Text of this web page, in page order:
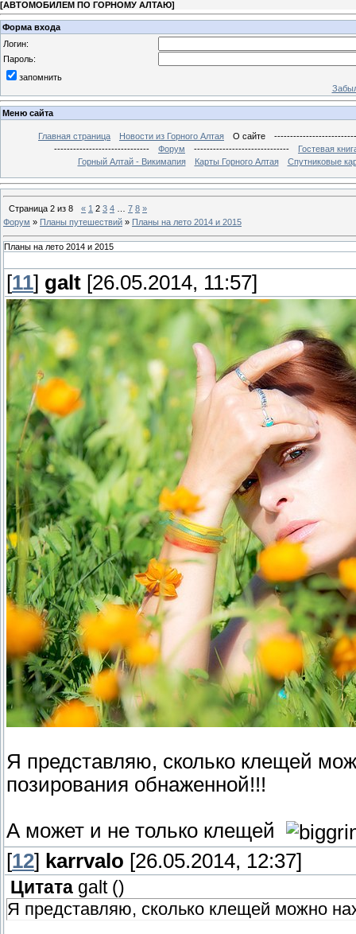
[АВТОМОБИЛЕМ ПО ГОРНОМУ АЛТАЮ]
Форма входа
Логин:
Пароль:
запомнить
Меню сайта
Главная страница Новости из Горного Алтая О сайте
------------------------------
Форум ------------------------------
Гостевая
Горный Алтай - Викимапия
Карты Горного Алтая Спутниковые
Страница 2 из 8 « 1 2 3 4 7 8 »
Форум » Планы путешествий » Планы на лето 2014 и 2015
Планы на лето 2014 и 2015
[11] galt [26.05.2014, 11:57]
Я представляю, сколько клещей
позирования обнаженной!!!
А может и не только клещей
[12] karrvalo [26.05.2014, 12:37]
Цитата galt()
Я представляю, сколько клещей можно